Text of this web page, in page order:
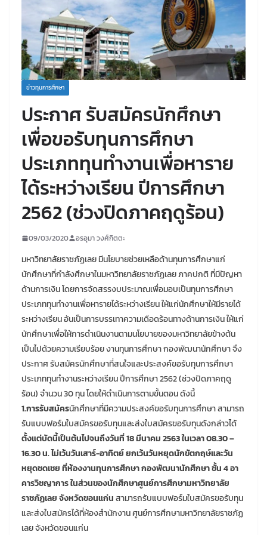
ข่าวทุนการศึกษา
ประกาศ รับสมัครนักศึกษา
เพื่อขอรับทุนการศึกษา
ประเภททุนทำงานเพื่อหาราย
ได้ระหว่างเรียน ปีการศึกษา
2562 (ช่วงปิดภาคฤดูร้อน)
09/03/2020 อรอุมา วงศ์กิตตะ
มหาวิทยาลัยราชภัฏเลย มีนโยบายช่วยเหลือด้านทุนการศึกษาแก่
นักศึกษาที่กำลังศึกษาในมหาวิทยาลัยราชภัฏเลย ภาคปกติ ที่มีปัญหา
ด้านการเงิน โดยการจัดสรรงบประมาณเพื่อมอบเป็นทุนการศึกษา
ประเภททุนทำงานเพื่อหารายได้ระหว่างเรียน ให้แก่นักศึกษาให้มีรายได้
ระหว่างเรียน อันเป็นการบรรเทาความเดือดร้อนทางด้านการเงิน ให้แก่
นักศึกษาเพื่อให้การดำเนินงานตามนโยบายของมหาวิทยาลัยข้างต้น
เป็นไปด้วยความเรียบร้อย งานทุนการศึกษา กองพัฒนานักศึกษา จึง
ประกาศ รับสมัครนักศึกษาที่สนใจและประสงค์ขอรับทุนการศึกษา
ประเภททุนทำงานระหว่างเรียน ปีการศึกษา 2562 (ช่วงปิดภาคฤดู
ร้อน) จำนวน 30 ทุน โดยให้ดำเนินการตามขั้นตอน ดังนี้
1.การรับสมัครนักศึกษาที่มีความประสงค์ขอรับทุนการศึกษา สามารถ
รับแบบฟอร์มใบสมัครขอรับทุนและส่งใบสมัครขอรับทุนดังกล่าวได้
ตั้งแต่บัดนี้เป็นต้นไปจนถึงวันที่ 18 มีนาคม 2563 ในเวลา 08.30 –
16.30 น. ไม่เว้นวันเสาร์-อาทิตย์ ยกเว้นวันหยุดนักขัตกฤษ์และวัน
หยุดชดเชย ที่ห้องงานทุนการศึกษา กองพัฒนานักศึกษา ชั้น 4 อา
คารวิชญาการ ในส่วนของนักศึกษาศูนย์การศึกษามหาวิทยาลัย
ราชภัฏเลย จังหวัดขอนแก่นสามารถรับแบบฟอร์มใบสมัครขอรับทุน
และส่งใบสมัครได้ที่ห้องสำนักงาน ศูนย์การศึกษามหาวิทยาลัยราชภัฏ
เลย จังหวัดขอนแก่น